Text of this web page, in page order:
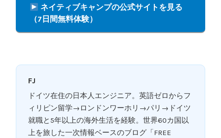
ネイティブキャンプの公式サイトを見る
（7日間無料体験）
FJ
ドイツ在住の日本人エンジニア。英語ゼロからフ
ィリピン留学→ロンドンワーホリ→パリ→ドイツ
就職と5年以上の海外生活を経験。世界60カ国以
上を旅した一次情報ベースのブログ「FREE